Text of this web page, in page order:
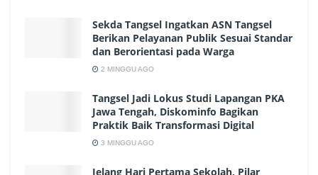
Sekda Tangsel Ingatkan ASN Tangsel
Berikan Pelayanan Publik Sesuai Standar
dan Berorientasi pada Warga
2 MINGGU AGO
Tangsel Jadi Lokus Studi Lapangan PKA
Jawa Tengah, Diskominfo Bagikan
Praktik Baik Transformasi Digital
3 MINGGU AGO
Jelang Hari Pertama Sekolah, Pilar